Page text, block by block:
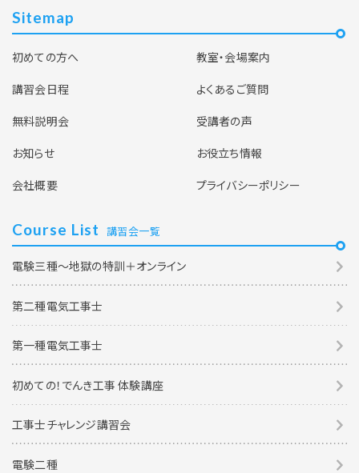
Sitemap
初めての方へ
教室・会場案内
講習会日程
よくあるご質問
無料説明会
受講者の声
お知らせ
お役立ち情報
会社概要
プライバシーポリシー
Course List 講習会一覧
電験三種～地獄の特訓＋オンライン
第二種電気工事士
第一種電気工事士
初めての！でんき工事 体験講座
工事士チャレンジ講習会
電験二種